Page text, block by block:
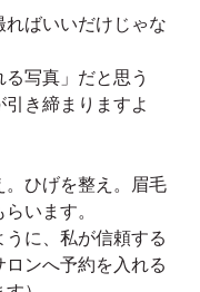
ればいいだけじゃな
る写真」だと思う
き締まりますよ
。ひげを整え。眉毛
います。
うに、私が信頼する
ンへ予約を入れる